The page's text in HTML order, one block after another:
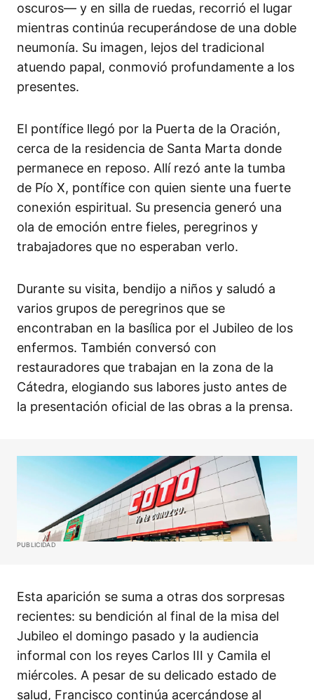
oscuros— y en silla de ruedas, recorrió el lugar
mientras continúa recuperándose de una doble
neumonía. Su imagen, lejos del tradicional
atuendo papal, conmovió profundamente a los
presentes.
El pontífice llegó por la Puerta de la Oración,
cerca de la residencia de Santa Marta donde
permanece en reposo. Allí rezó ante la tumba
de Pío X, pontífice con quien siente una fuerte
conexión espiritual. Su presencia generó una
ola de emoción entre fieles, peregrinos y
trabajadores que no esperaban verlo.
Durante su visita, bendijo a niños y saludó a
varios grupos de peregrinos que se
encontraban en la basílica por el Jubileo de los
enfermos. También conversó con
restauradores que trabajan en la zona de la
Cátedra, elogiando sus labores justo antes de
la presentación oficial de las obras a la prensa.
PUBLICIDAD
Esta aparición se suma a otras dos sorpresas
recientes: su bendición al final de la misa del
Jubileo el domingo pasado y la audiencia
informal con los reyes Carlos III y Camila el
miércoles. A pesar de su delicado estado de
salud, Francisco continúa acercándose al